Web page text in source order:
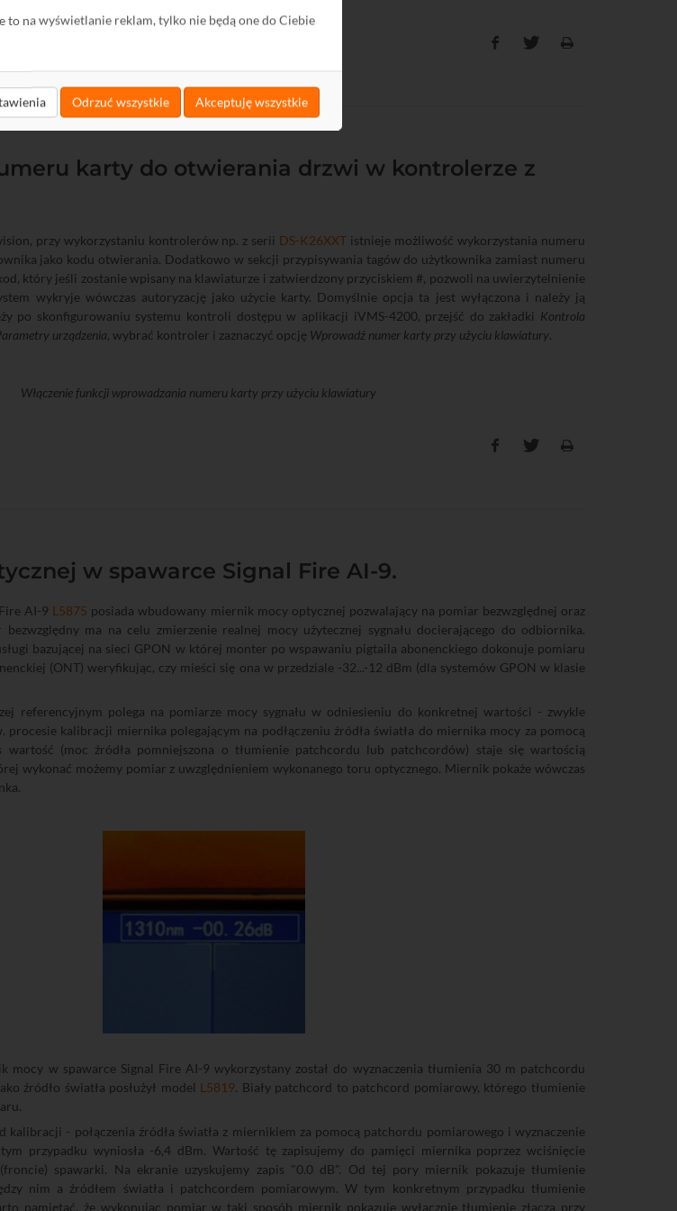
to na wyświetlanie reklam, tylko nie będą one do Ciebie
Odrzuć wszystkie Akceptuję wszystkie
karty do otwierania drzwi w kontrolerze z
przy wykorzystaniu kontrolerów np. z serii DS-K26XXT istnieje możliwość wykorzystania numeru
jako kodu otwierania. Dodatkowo w sekcji przypisywania tagów do użytkownika zamiast numeru
który jeśli zostanie wpisany na klawiaturze i zatwierdzony przyciskiem #, pozwoli na uwierzytelnienie
wykryje wówczas autoryzację jako użycie karty. Domyślnie opcja ta jest wyłączona i należy ją
po skonfigurowaniu systemu kontroli dostępu w aplikacji iVMS-4200, przejść do zakładki Kontrola
urządzenia, wybrać kontroler i zaznaczyć opcję Wprowadź numer karty przy użyciu klawiatury.
Włączenie funkcji wprowadzania numeru karty przy użyciu klawiatury
w spawarce Signal Fire AI-9.
AI-9 L5875 posiada wbudowany miernik mocy optycznej pozwalający na pomiar bezwzględnej oraz
bezwzględny ma na celu zmierzenie realnej mocy użytecznej sygnału docierającego do odbiornika.
bazującej na sieci GPON w której monter po wspawaniu pigtaila abonenckiego dokonuje pomiaru
(ONT) weryfikując, czy mieści się ona w przedziale -32...-12 dBm (dla systemów GPON w klasie
referencyjnym polega na pomiarze mocy sygnału w odniesieniu do konkretnej wartości - zwykle
procesie kalibracji miernika polegającym na podłączeniu źródła światła do miernika mocy za pomocą
wartość (moc źródła pomniejszona o tłumienie patchcordu lub patchcordów) staje się wartością
wykonać możemy pomiar z uwzględnieniem wykonanego toru optycznego. Miernik pokaże wówczas
mocy w spawarce Signal Fire AI-9 wykorzystany został do wyznaczenia tłumienia 30 m patchcordu
źródło światła posłużył model L5819. Biały patchcord to patchcord pomiarowy, którego tłumienie
kalibracji - połączenia źródła światła z miernikiem za pomocą patchordu pomiarowego i wyznaczenie
przypadku wyniosła -6,4 dBm. Wartość tę zapisujemy do pamięci miernika poprzez wciśnięcie
spawarki. Na ekranie uzyskujemy zapis "0.0 dB". Od tej pory miernik pokazuje tłumienie
nim a źródłem światła i patchcordem pomiarowym. W tym konkretnym przypadku tłumienie
pamiętać, że wykonując pomiar w taki sposób miernik pokazuje wyłącznie tłumienie złącza przy